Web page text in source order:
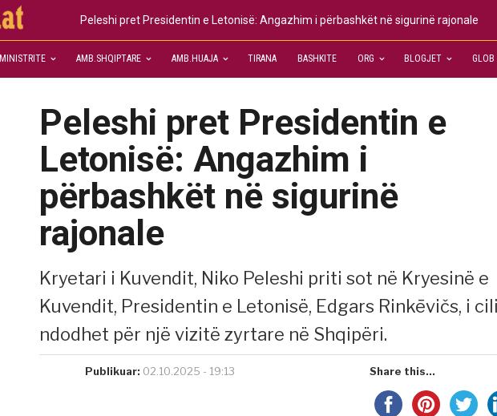
Peleshi pret Presidentin e Letonisë: Angazhim i përbashkët në sigurinë rajonale
MINISTRITE AMB.SHQIPTARE AMB.HUAJA TIRANA BASHKITE ORG BLOGJET GLOB
Peleshi pret Presidentin e
Letonisë: Angazhim i
përbashkët në sigurinë
rajonale
Kryetari i Kuvendit, Niko Peleshi priti sot në Kryesinë e
Kuvendit, Presidentin e Letonisë, Edgars Rinkēvičs, i cili
ndodhet për një vizitë zyrtare në Shqipëri.
Publikuar: 02.10.2025 - 19:13 Share this...